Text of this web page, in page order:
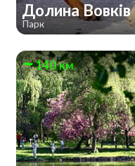
Долина Вовків
Парк
140 км